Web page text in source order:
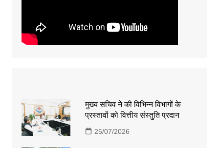
मुख्य सचिव ने की विभिन्न विभागों के
प्रस्तावों को वित्तीय संस्तुति प्रदान
25/07/2026